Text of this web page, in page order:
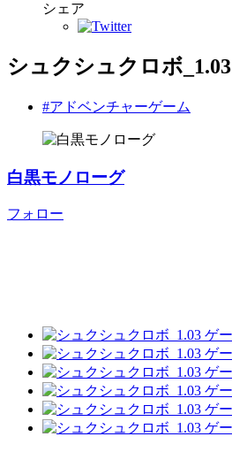
シェア
シュクシュクロボ_1.03
#アドベンチャーゲーム
白黒モノローグ
フォロー